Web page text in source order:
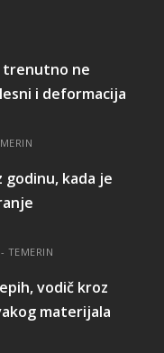
trenutno ne
i deformacija
kada je
TEMERIN
vodič kroz
materijala